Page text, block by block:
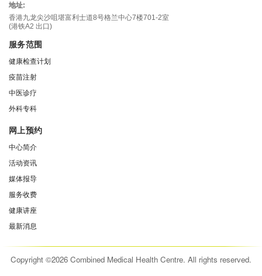
地址:
香港九龙尖沙咀堪富利士道8号格兰中心7楼701-2室
(港铁A2 出口)
服务范围
健康检查计划
疫苗注射
中医诊疗
外科专科
网上预约
中心简介
活动资讯
媒体报导
服务收费
健康讲座
最新消息
Copyright ©2026 Combined Medical Health Centre. All rights reserved.